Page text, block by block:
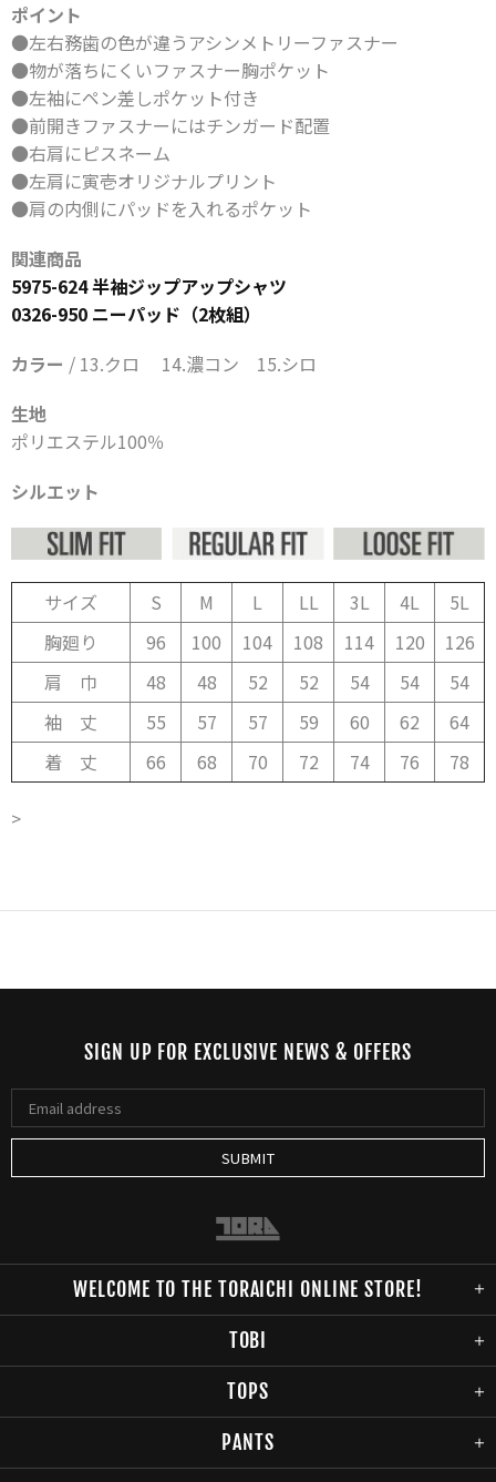
ポイント
●左右務歯の色が違うアシンメトリーファスナー
●物が落ちにくいファスナー胸ポケット
●左袖にペン差しポケット付き
●前開きファスナーにはチンガード配置
●右肩にピスネーム
●左肩に寅壱オリジナルプリント
●肩の内側にパッドを入れるポケット
関連商品
5975-624 半袖ジップアップシャツ
0326-950 ニーパッド（2枚組）
カラー / 13.クロ 14.濃コン 15.シロ
生地
ポリエステル100％
シルエット
サイズ S M L LL 3L 4L
5L
胸廻り
96 100 104 108 114 120
126
肩 巾
48 48 52 52 54 54
54
袖 丈
55 57 57 59 60 62
64
着 丈
66 68 70 72 74 76 78
>
SIGN UP FOR EXCLUSIVE NEWS & OFFERS
WELCOME TO THE TORAICHI ONLINE STORE!
TOBI
TOPS
PANTS